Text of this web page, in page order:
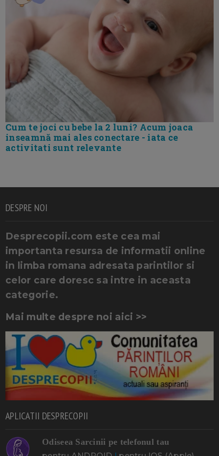
Cum te joci cu bebe la 2 luni? Acum joaca
inseamnă mai ales conectare - iata ce
activitati sunt relevante
DESPRE NOI
Desprecopii.com este cea mai
importanta resursa de informatii online
in limba romana adresata parintilor si
celor care doresc sa intre in aceasta
categorie.
Mai multe despre noi aici >>
APLICATII DESPRECOPII
Odiseea Sarcinii pe telefonul tau